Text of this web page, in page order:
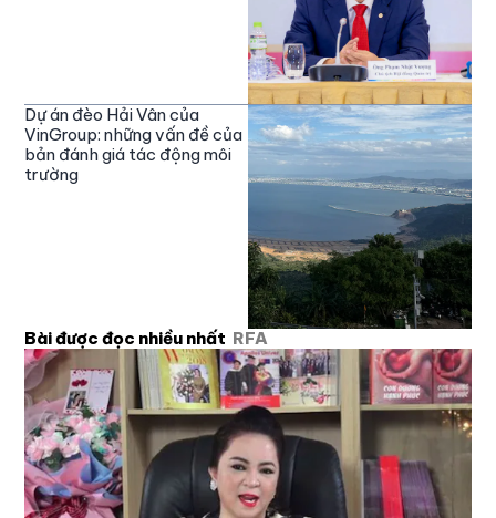
Dự án đèo Hải Vân của
VinGroup: những vấn đề của
bản đánh giá tác động môi
trường
Bài được đọc nhiều nhất RFA